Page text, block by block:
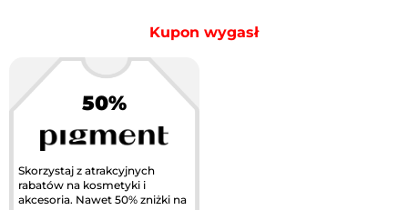
Kupon wygasł
50%
Skorzystaj z atrakcyjnych
rabatów na kosmetyki i
akcesoria. Nawet 50% zniżki na